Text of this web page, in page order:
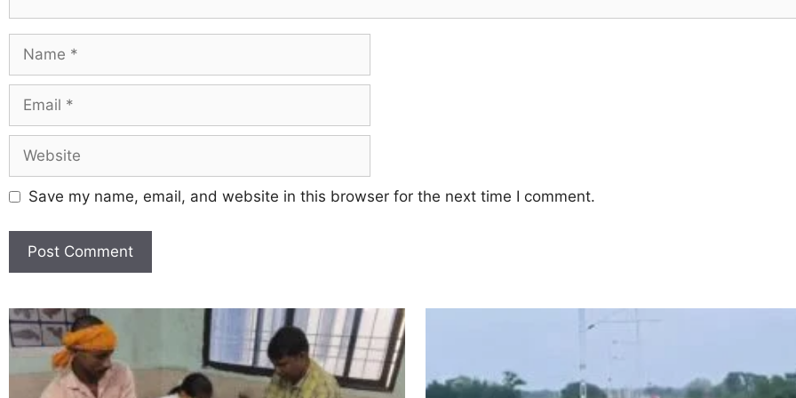
Save my name, email, and website in this browser for the next time I comment.